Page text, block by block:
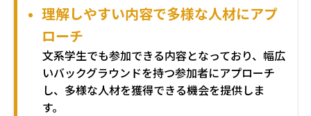
理解しやすい内容で多様な人材にアプ
ローチ
文系学生でも参加できる内容となっており、幅広
いバックグラウンドを持つ参加者にアプローチ
し、多様な人材を獲得できる機会を提供しま
す。